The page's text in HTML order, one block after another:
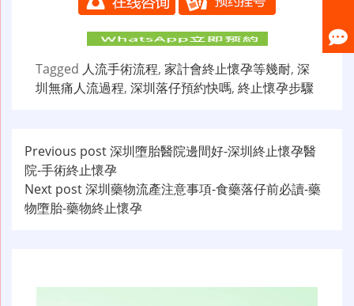
Tagged 人流手術流程, 家計會終止懷孕等幾耐, 深
圳無痛人流過程, 深圳落仔預約快嗎, 終止懷孕步驟
文
章
导
Previous post深圳墮胎醫院邊間好-深圳終止懷孕醫
院-手術終止懷孕
Next post深圳藥物流產注意事項-食藥落仔前必讀-藥
物墮胎-藥物終止懷孕